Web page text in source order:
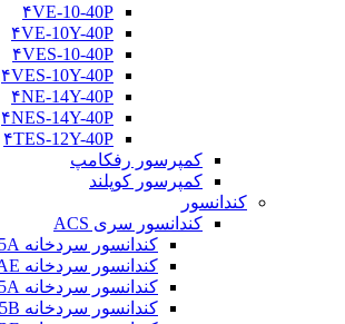
۴VE-10-40P
۴VE-10Y-40P
۴VES-10-40P
۴VES-10Y-40P
۴NE-14Y-40P
۴NES-14Y-40P
۴TES-12Y-40P
کمپرسور رفکامپ
کمپرسور کوپلند
کندانسور
کندانسور سری ACS
کندانسور سردخانه ACS-135A
کندانسور سردخانه ACS-135AE
کندانسور سردخانه ACS-145A
کندانسور سردخانه ACS-145B